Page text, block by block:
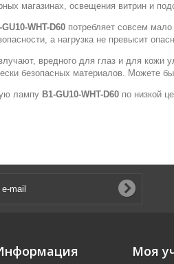
магазинах, освещения витрин и
GU10-WHT-D60 потребляет совсем
а нагрузка не превысит
вредного для глаз и для кожи
безопасных материалов. Можете
лампу B1-GU10-WHT-D60 по низкой
Моя